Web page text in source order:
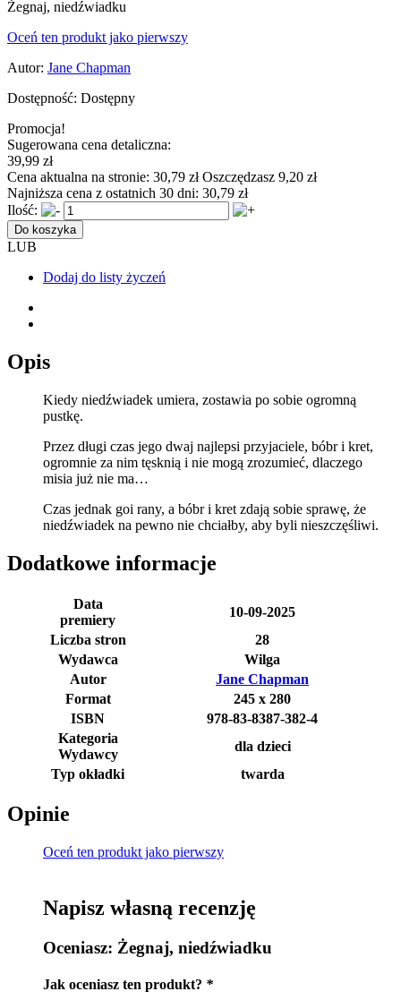
Żegnaj, niedźwiadku
Oceń ten produkt jako pierwszy
Autor: Jane Chapman
Dostępność: Dostępny
Promocja!
Sugerowana cena detaliczna:
39,99 zł
Cena aktualna na stronie: 30,79 złOszczędzasz 9,20 zł
Najniższa cena z ostatnich 30 dni: 30,79 zł
Ilość:
Do koszyka
LUB
Dodaj do listy życzeń
Opis
Kiedy niedźwiadek umiera, zostawia po sobie ogromną
pustkę.
Przez długi czas jego dwaj najlepsi przyjaciele, bóbr i kret,
ogromnie za nim tęsknią i nie mogą zrozumieć, dlaczego
misia już nie ma…
Czas jednak goi rany, a bóbr i kret zdają sobie sprawę, że
niedźwiadek na pewno nie chciałby, aby byli nieszczęśliwi.
Dodatkowe informacje
Data
premiery
10-09-2025
Liczba stron
28
Wydawca
Wilga
Autor
Jane Chapman
Format
245 x 280
ISBN
978-83-8387-382-4
Kategoria
Wydawcy
dla dzieci
Typ okładki
twarda
Opinie
Oceń ten produkt jako pierwszy
Napisz własną recenzję
Oceniasz: Żegnaj, niedźwiadku
Jak oceniasz ten produkt? *